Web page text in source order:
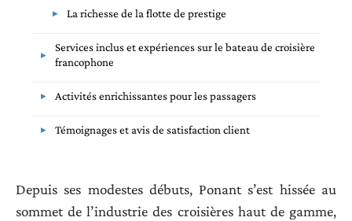
La richesse de la flotte de prestige
Services inclus et expériences sur le bateau de croisière
francophone
Activités enrichissantes pour les passagers
Témoignages et avis de satisfaction client
Depuis ses modestes débuts, Ponant s’est hissée au
sommet de l’industrie des croisières haut de gamme,